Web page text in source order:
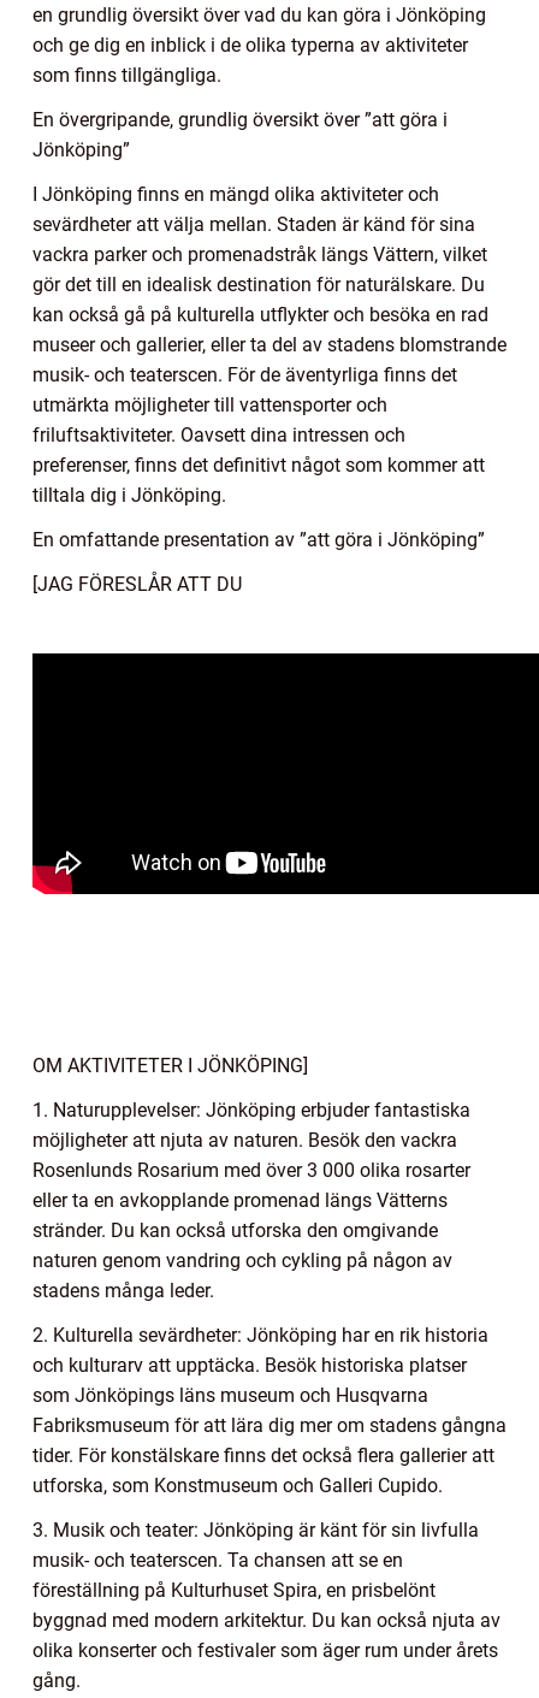
en grundlig översikt över vad du kan göra i Jönköping
och ge dig en inblick i de olika typerna av aktiviteter
som finns tillgängliga.
En övergripande, grundlig översikt över ”att göra i
Jönköping”
I Jönköping finns en mängd olika aktiviteter och
sevärdheter att välja mellan. Staden är känd för sina
vackra parker och promenadstråk längs Vättern, vilket
gör det till en idealisk destination för naturälskare. Du
kan också gå på kulturella utflykter och besöka en rad
museer och gallerier, eller ta del av stadens blomstrande
musik- och teaterscen. För de äventyrliga finns det
utmärkta möjligheter till vattensporter och
friluftsaktiviteter. Oavsett dina intressen och
preferenser, finns det definitivt något som kommer att
tilltala dig i Jönköping.
En omfattande presentation av ”att göra i Jönköping”
[JAG FÖRESLÅR ATT DU
OM AKTIVITETER I JÖNKÖPING]
1. Naturupplevelser: Jönköping erbjuder fantastiska
möjligheter att njuta av naturen. Besök den vackra
Rosenlunds Rosarium med över 3 000 olika rosarter
eller ta en avkopplande promenad längs Vätterns
stränder. Du kan också utforska den omgivande
naturen genom vandring och cykling på någon av
stadens många leder.
2. Kulturella sevärdheter: Jönköping har en rik historia
och kulturarv att upptäcka. Besök historiska platser
som Jönköpings läns museum och Husqvarna
Fabriksmuseum för att lära dig mer om stadens gångna
tider. För konstälskare finns det också flera gallerier att
utforska, som Konstmuseum och Galleri Cupido.
3. Musik och teater: Jönköping är känt för sin livfulla
musik- och teaterscen. Ta chansen att se en
föreställning på Kulturhuset Spira, en prisbelönt
byggnad med modern arkitektur. Du kan också njuta av
olika konserter och festivaler som äger rum under årets
gång.